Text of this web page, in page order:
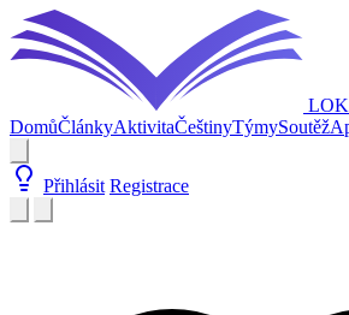
DomůČlánkyAktivitaČeštinyTýmySoutěž
Přihlásit Registrace